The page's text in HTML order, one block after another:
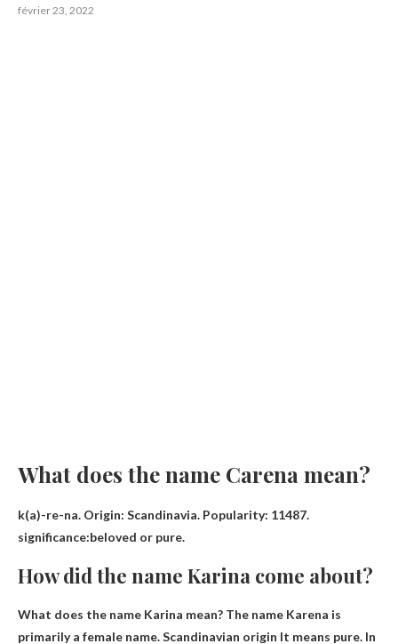
février 23, 2022
What does the name Carena mean?
k(a)-re-na. Origin: Scandinavia. Popularity: 11487.
significance:beloved or pure.
How did the name Karina come about?
What does the name Karina mean? The name Karena is
primarily a female name.Scandinavian origin It means pure. In